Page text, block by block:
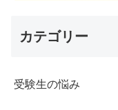
カテゴリー
受験生の悩み